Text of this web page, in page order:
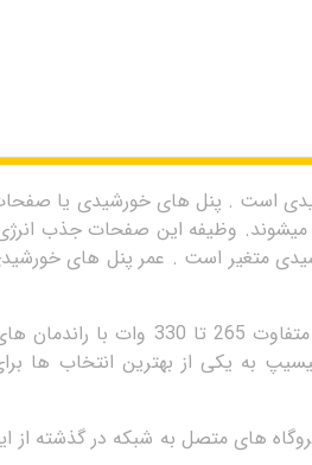
است . پنل های خورشیدی یا
میشوند. وظیفه این صفحات جذب
متغیر است . عمر پنل های
شرکت سیسیپ تولید کننده ی انواع پنل های خورشیدی پلی کریستال می باشد . این
به یکی از بهترین انتخاب ها
نیروگاه های متصل به شبکه در گذشته از